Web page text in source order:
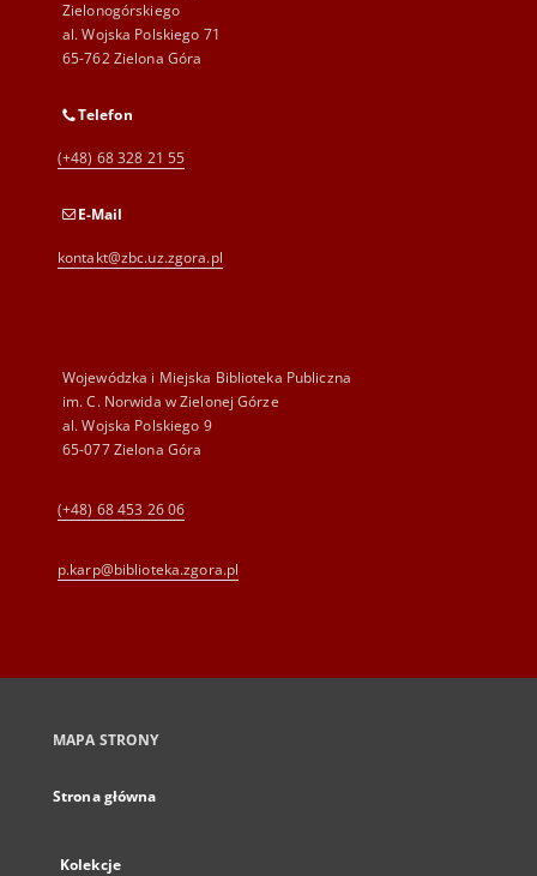
Zielonogórskiego
al. Wojska Polskiego 71
65-762 Zielona Góra
Telefon
(+48) 68 328 21 55
E-Mail
kontakt@zbc.uz.zgora.pl
Wojewódzka i Miejska Biblioteka Publiczna
im. C. Norwida w Zielonej Górze
al. Wojska Polskiego 9
65-077 Zielona Góra
(+48) 68 453 26 06
p.karp@biblioteka.zgora.pl
MAPA STRONY
Strona główna
Kolekcje